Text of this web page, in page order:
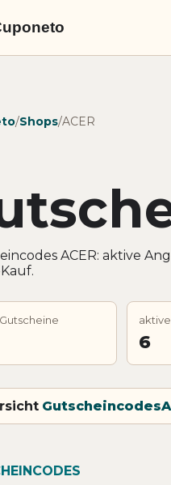
/Shops/ACER
ACER: aktive
6
Gutscheincodes